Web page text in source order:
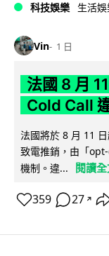
科技娛樂 生活
Vin 1 日
法國 8 月
Cold Call
法國將於 8 月 11
致電推銷，由「
機制。違...
閱讀
359 27 ↗